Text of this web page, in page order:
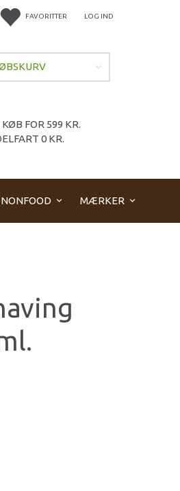
FAVORITTER LOG IND
FOR 599 KR.
0 KR.
NONFOOD MÆRKER